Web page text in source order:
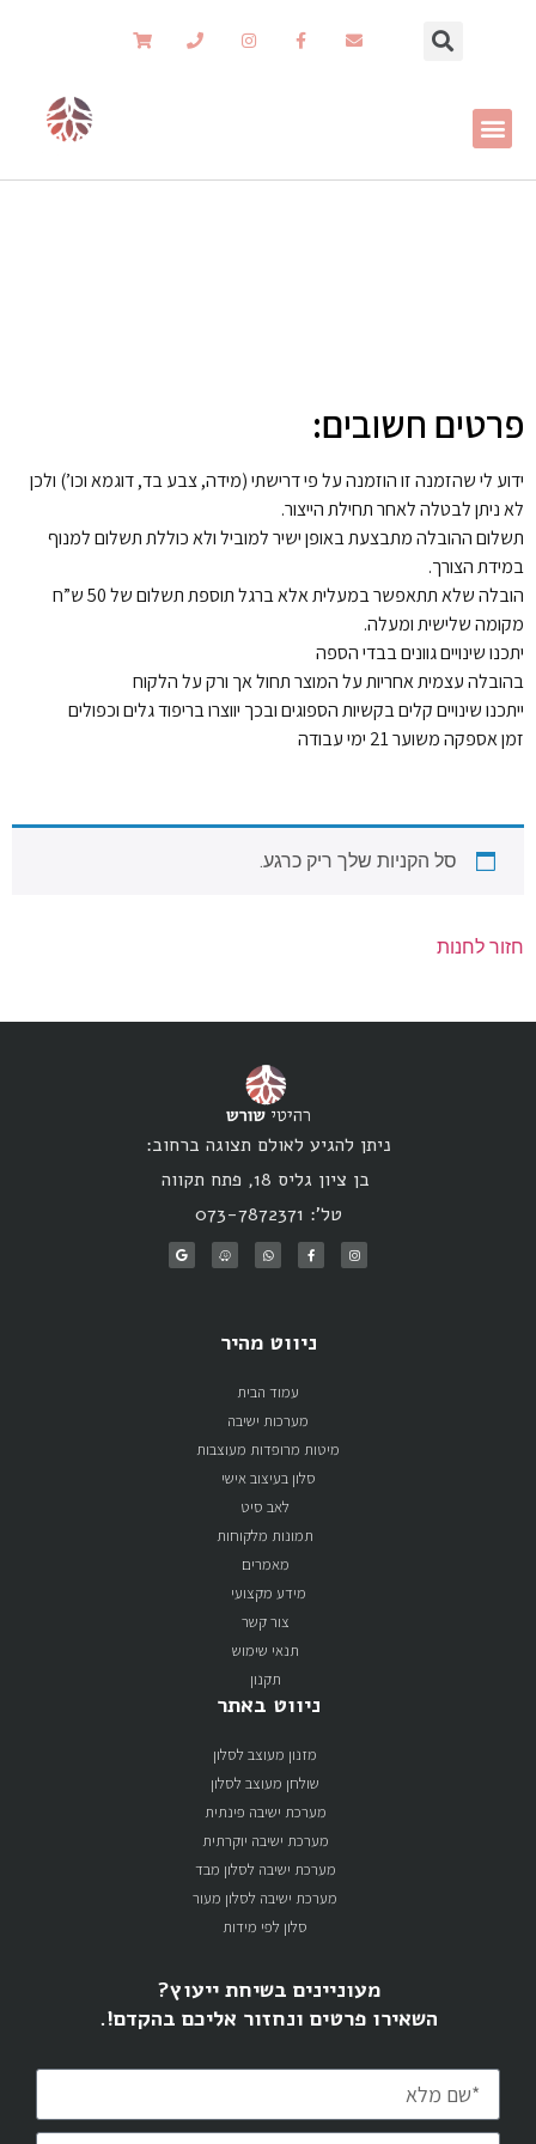
פרטים חשובים:
ידוע לי שהזמנה זו הוזמנה על פי דרישתי (מידה, צבע בד, דוגמא וכו’) ולכן
לא ניתן לבטלה לאחר תחילת הייצור.
תשלום ההובלה מתבצעת באופן ישיר למוביל ולא כוללת תשלום למנוף
במידת הצורך.
הובלה שלא תתאפשר במעלית אלא ברגל תוספת תשלום של 50 ש”ח
מקומה שלישית ומעלה.
יתכנו שינויים גוונים בבדי הספה
בהובלה עצמית אחריות על המוצר תחול אך ורק על הלקוח
ייתכנו שינויים קלים בקשיות הספוגים ובכך יווצרו בריפוד גלים וכפולים
זמן אספקה משוער 21 ימי עבודה
סל הקניות שלך ריק כרגע.
חזור לחנות
ניתן להגיע לאולם תצוגה ברחוב:
בן ציון גליס 18, פתח תקווה
טל': 073-7872371
ניווט מהיר
עמוד הבית
מערכות ישיבה
מיטות מרופדות מעוצבות
סלון בעיצוב אישי
לאב סיט
תמונות מלקוחות
מאמרים
מידע מקצועי
צור קשר
תנאי שימוש
תקנון
ניווט באתר
מזנון מעוצב לסלון
שולחן מעוצב לסלון
מערכת ישיבה פינתית
מערכת ישיבה יוקרתית
מערכת ישיבה לסלון מבד
מערכת ישיבה לסלון מעור
סלון לפי מידות
מעוניינים בשיחת ייעוץ?
השאירו פרטים ונחזור אליכם בהקדם!.